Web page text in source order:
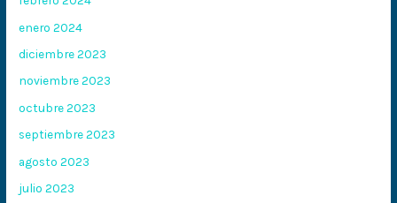
enero 2024
diciembre 2023
noviembre 2023
octubre 2023
septiembre 2023
agosto 2023
julio 2023